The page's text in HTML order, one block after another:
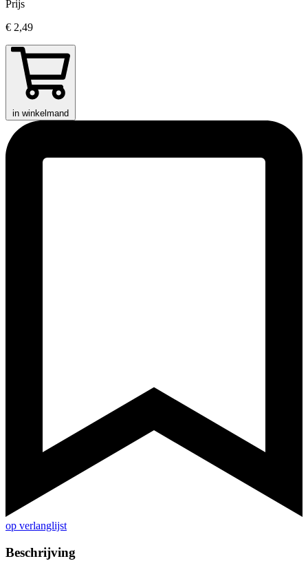
Prijs
€ 2,49
in winkelmand
op verlanglijst
Beschrijving